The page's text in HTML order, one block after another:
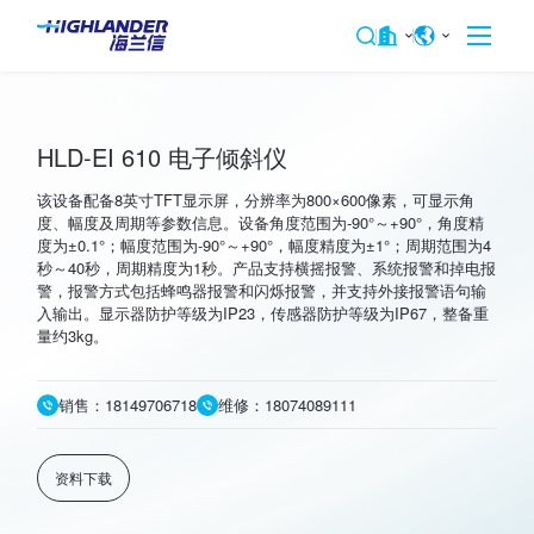
HLD-EI 610 电子倾斜仪
该设备配备8英寸TFT显示屏，分辨率为800×600像素，可显示角
度、幅度及周期等参数信息。设备角度范围为-90°～+90°，角度精
度为±0.1°；幅度范围为-90°～+90°，幅度精度为±1°；周期范围为4
秒～40秒，周期精度为1秒。产品支持横摇报警、系统报警和掉电报
警，报警方式包括蜂鸣器报警和闪烁报警，并支持外接报警语句输
入输出。显示器防护等级为IP23，传感器防护等级为IP67，整备重
量约3kg。
销售：18149706718 维修：18074089111
资料下载